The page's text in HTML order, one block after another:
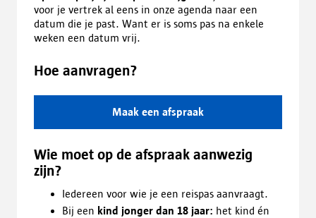
voor je vertrek al eens in onze agenda naar een
datum die je past. Want er is soms pas na enkele
weken een datum vrij.
Hoe aanvragen?
Maak een afspraak
Wie moet op de afspraak aanwezig
zijn?
Iedereen voor wie je een reispas aanvraagt.
Bij een kind jonger dan 18 jaar: het kind én